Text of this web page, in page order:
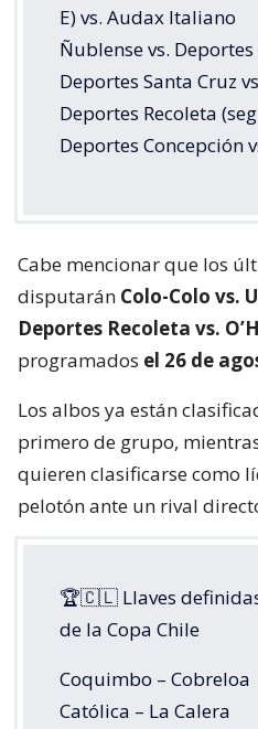
E) vs. Audax Italiano
Ñublense vs.
Deportes Santa Cruz
Deportes Recoleta
Deportes Concepción
Cabe mencionar que los
disputarán Colo-Colo vs.
Deportes Recoleta vs.
programados el 26 de
Los albos ya están
primero de grupo,
quieren clasificarse como
pelotón ante un rival
🏆🇨🇱 Llaves
de la Copa Chile
Coquimbo – Cobreloa
Católica – La Calera